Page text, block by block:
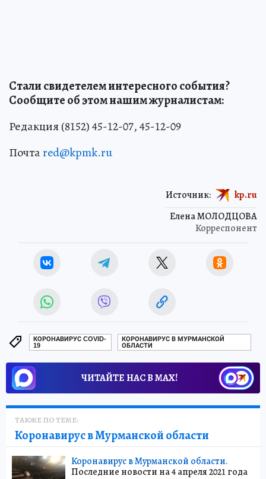
Стали свидетелем интересного события?
Сообщите об этом нашим журналистам:
Редакция (8152) 45-12-07, 45-12-09
Почтаred@kpmk.ru
Елена МОЛОДЦОВА
Корреспонент
Источник: kp.ru
КОРОНАВИРУС COVID-
19
КОРОНАВИРУС В МУРМАНСКОЙ
ОБЛАСТИ
ЧИТАЙТЕ НАС В МАХ!
ТАКЖЕ ПО ТЕМЕ:
Коронавирус в Мурманской области
Коронавирус в Мурманской области.
Последние новости на 4 апреля 2021 года